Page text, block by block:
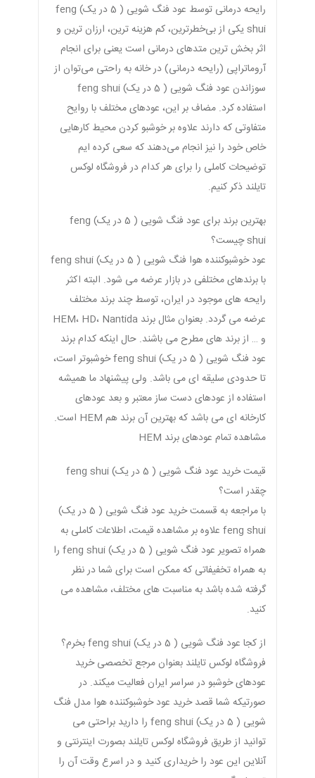
رایحه درمانی توسط عود فنگ شویی ( 5 در یک) feng
shui یکی از بی‌خطرترین، کم هزینه ترین، ارزان ترین و
اثر بخش ترین متدهای درمانی است یعنی برای انجام
آروماتراپی (رایحه درمانی) در خانه به راحتی می‌توان از
سوزاندن عود فنگ شویی ( 5 در یک) feng shui
استفاده کرد. مضاف بر این، عودهای مختلف با روایح
متفاوتی که دارند علاوه بر خوشبو کردن محیط کارهایی
خاص خود را نیز انجام می‌دهند که سعی کرده ایم
توضیحات کاملی را برای هر کدام در فروشگاه لوکس
تایلند ذکر کنیم.
بهترین برند برای عود فنگ شویی ( 5 در یک) feng
shui چیست؟
عود خوشبوکننده هوا فنگ شویی ( 5 در یک) feng shui
با برندهای مختلفی در بازار عرضه می شود. البته اکثر
رایحه های موجود در ایران، توسط چند برند مختلف
عرضه می گردد. بعنوان مثال برند HEM، HD، Nantida
و … از برند های مطرح می باشند. حال اینکه کدام برند
عود فنگ شویی ( 5 در یک) feng shui خوشبوتر است،
تا حدودی سلیقه ای می باشد. ولی پیشنهاد ما همیشه
استفاده از عودهای دست ساز معتبر و بعد عودهای
کارخانه ای می باشد که بهترین آن برند هم HEM است.
مشاهده تمام عودهای برند HEM
قیمت خرید عود فنگ شویی ( 5 در یک) feng shui
چقدر است؟
با مراجعه به قسمت خرید عود فنگ شویی ( 5 در یک)
feng shui علاوه بر مشاهده قیمت، اطلاعات کاملی به
همراه تصویر عود فنگ شویی ( 5 در یک) feng shui را
به همراه تخفیفاتی که ممکن است برای شما در نظر
گرفته شده باشد به مناسبت های مختلف، مشاهده می
کنید.
از کجا عود فنگ شویی ( 5 در یک) feng shui بخرم؟
فروشگاه لوکس تایلند بعنوان مرجع تخصصی خرید
عودهای خوشبو در سراسر ایران فعالیت میکند. در
صورتیکه شما قصد خرید عود خوشبوکننده هوا مدل فنگ
شویی ( 5 در یک) feng shui را دارید براحتی می
توانید از طریق فروشگاه لوکس تایلند بصورت اینترنتی و
آنلاین این عود را خریداری کنید و در اسرع وقت آن را